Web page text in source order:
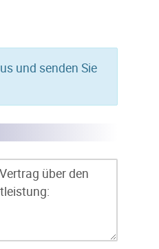
und senden Sie